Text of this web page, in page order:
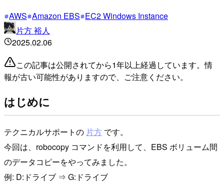
AWS Amazon EBS EC2 Windows Instance
片方 裕人
2025.02.06
この記事は公開されてから1年以上経過しています。情
報が古い可能性がありますので、ご注意ください。
はじめに
テクニカルサポートの 片方 です。
今回は、robocopy コマンドを利用して、EBS ボリューム間
のデータコピーをやってみました。
例: D:ドライブ ⇒ G:ドライブ